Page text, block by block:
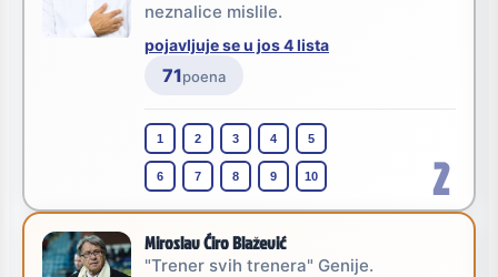
2
neznalice mislile.
pojavljuje se u jos 4 lista
71poena
1 2 3 4 5
6 7 8 9 10
Miroslav Ćiro Blažević
"Trener svih trenera" Genije.